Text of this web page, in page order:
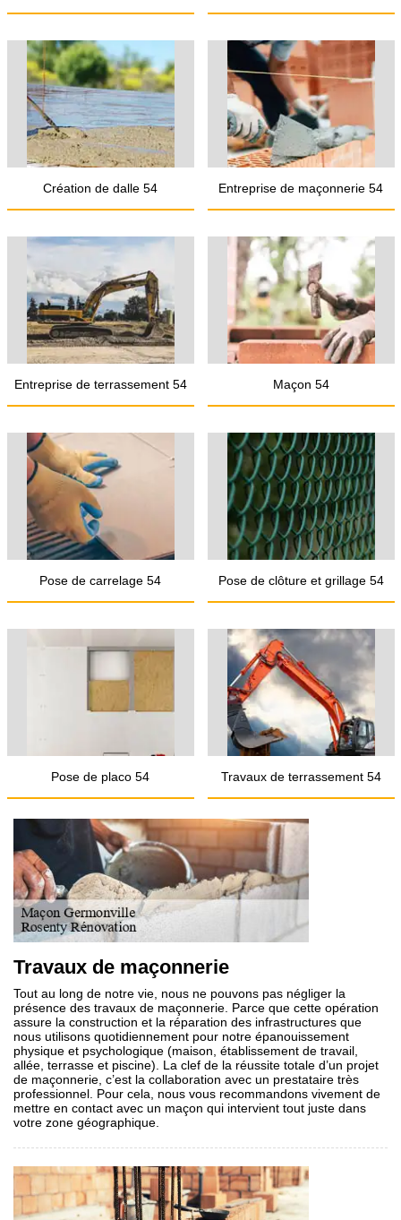
Création de dalle 54 Entreprise de maçonnerie 54
Entreprise de terrassement 54 Maçon 54
Pose de carrelage 54 Pose de clôture et grillage 54
Pose de placo 54 Travaux de terrassement 54
Travaux de maçonnerie
Tout au long de notre vie, nous ne pouvons pas négliger la
présence des travaux de maçonnerie. Parce que cette opération
assure la construction et la réparation des infrastructures que
nous utilisons quotidiennement pour notre épanouissement
physique et psychologique (maison, établissement de travail,
allée, terrasse et piscine). La clef de la réussite totale d’un projet
de maçonnerie, c’est la collaboration avec un prestataire très
professionnel. Pour cela, nous vous recommandons vivement de
mettre en contact avec un maçon qui intervient tout juste dans
votre zone géographique.